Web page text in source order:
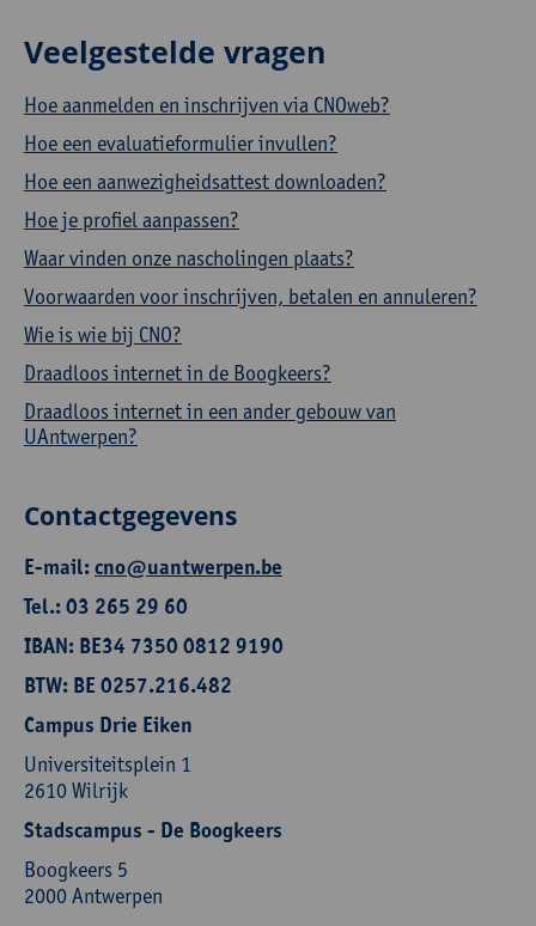
Veelgestelde vragen
Hoe aanmelden en inschrijven via CNOweb?
Hoe een evaluatieformulier invullen?
Hoe een aanwezigheidsattest downloaden?
Hoe je profiel aanpassen?
Waar vinden onze nascholingen plaats?
Voorwaarden voor inschrijven, betalen en annuleren?
Wie is wie bij CNO?
Draadloos internet in de Boogkeers?
Draadloos internet in een ander gebouw van
UAntwerpen?
Contactgegevens
E-mail:cno@uantwerpen.be
Tel.: 03 265 29 60
IBAN: BE34 7350 0812 9190
BTW: BE 0257.216.482
Campus Drie Eiken
Universiteitsplein 1
2610 Wilrijk
Stadscampus - De Boogkeers
Boogkeers 5
2000 Antwerpen